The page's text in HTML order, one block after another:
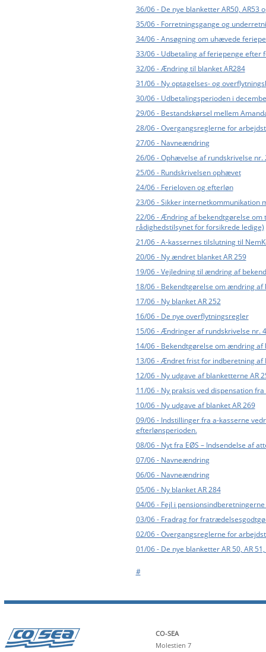
36/06 - De nye blanketter AR50, AR53
35/06 - Forretningsgange og
34/06 - Ansøgning om uhævede
33/06 - Udbetaling af feriepenge
32/06 - Ændring til blanket AR284
31/06 - Ny optagelses- og
30/06 - Udbetalingsperioden i
29/06 - Bestandskørsel mellem
28/06 - Overgangsreglerne for
27/06 - Navneændring
26/06 - Ophævelse af rundskrivelse nr.
25/06 - Rundskrivelsen ophævet
24/06 - Ferieloven og efterløn
23/06 - Sikker internetkommunikation
22/06 - Ændring af bekendtgørelse
rådighedstilsynet for forsikrede ledige)
21/06 - A-kassernes tilslutning til
20/06 - Ny ændret blanket AR 259
19/06 - Vejledning til ændring af
18/06 - Bekendtgørelse om ændring
17/06 - Ny blanket AR 252
16/06 - De nye overflytningsregler
15/06 - Ændringer af rundskrivelse nr.
14/06 - Bekendtgørelse om ændring af
13/06 - Ændret frist for indberetning af
12/06 - Ny udgave af blanketterne AR
11/06 - Ny praksis ved dispensation
10/06 - Ny udgave af blanket AR 269
09/06 - Indstillinger fra a-kasserne
efterlønsperioden.
08/06 - Nyt fra EØS – Indsendelse af
07/06 - Navneændring
06/06 - Navneændring
05/06 - Ny blanket AR 284
04/06 - Fejl i
03/06 - Fradrag for
02/06 - Overgangsreglerne for
01/06 - De nye blanketter AR 50, AR 51,
#
CO-SEA
Molestien 7